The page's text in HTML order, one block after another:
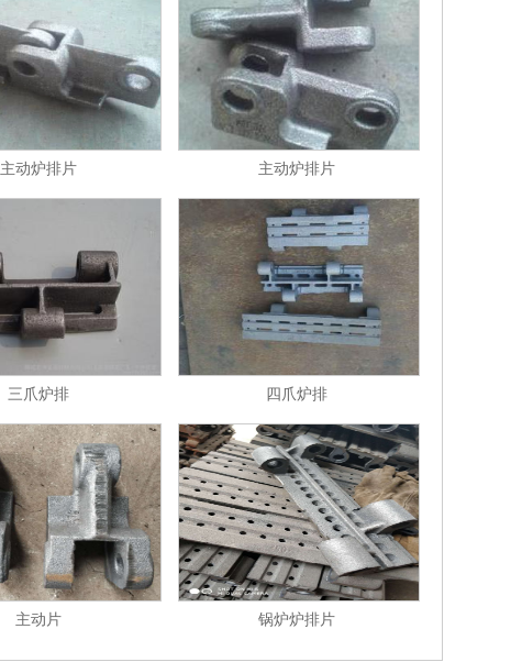
主动炉排片 主动炉排片
三爪炉排 四爪炉排
主动片 锅炉炉排片